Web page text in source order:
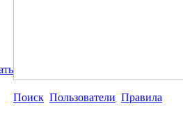
Поиск Пользователи Правила